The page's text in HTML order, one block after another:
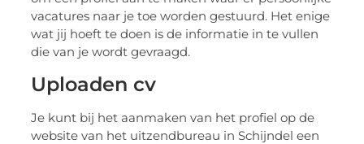
vacatures naar je toe worden gestuurd. Het enige
wat jij hoeft te doen is de informatie in te vullen
die van je wordt gevraagd.
Uploaden cv
Je kunt bij het aanmaken van het profiel op de
website van het uitzendbureau in Schijndel een